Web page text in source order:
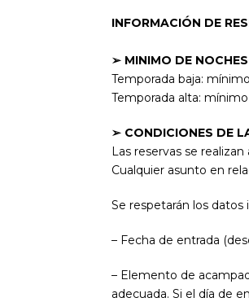
INFORMACIÓN DE
➢ MINIMO DE
Temporada baja:
Temporada alta:
➢ CONDICIONES DE
Las reservas se
Cualquier asunto en
Se respetarán los datos
– Fecha de entrada
– Elemento de
adecuada. Si el día de